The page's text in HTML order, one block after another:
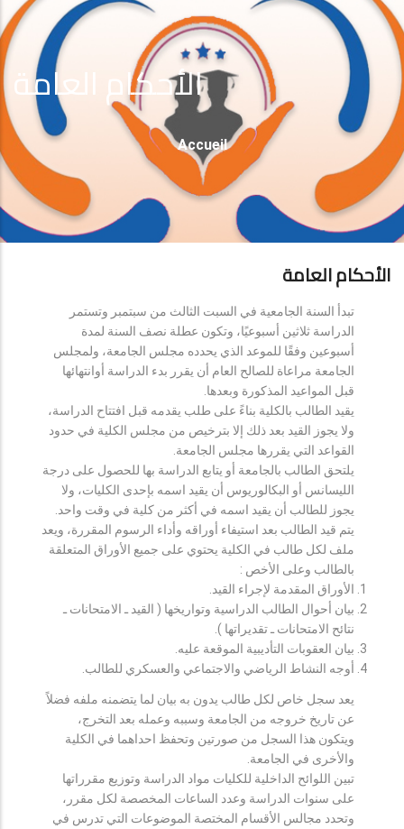
الأحكام العامة
Fil
D'Ariane
Accueil
الأحكام العامة
تبدأ السنة الجامعية في السبت الثالث من سبتمبر وتستمر
الدراسة ثلاثين أسبوعيًا، وتكون عطلة نصف السنة لمدة
أسبوعين وفقًا للموعد الذي يحدده مجلس الجامعة، ولمجلس
الجامعة مراعاة للصالح العام أن يقرر بدء الدراسة أوانتهائها
قبل المواعيد المذكورة وبعدها.
يقيد الطالب بالكلية بناءً على طلب يقدمه قبل افتتاح الدراسة،
ولا يجوز القيد بعد ذلك إلا بترخيص من مجلس الكلية في حدود
القواعد التي يقررها مجلس الجامعة.
يلتحق الطالب بالجامعة أو يتابع الدراسة بها للحصول على درجة
الليسانس أو البكالوريوس أن يقيد اسمه بإحدى الكليات، ولا
يجوز للطالب أن يقيد اسمه في أكثر من كلية في وقت واحد.
يتم قيد الطالب بعد استيفاء أوراقه وأداء الرسوم المقررة، ويعد
ملف لكل طالب في الكلية يحتوي على جميع الأوراق المتعلقة
بالطالب وعلى الأخص :
الأوراق المقدمة لإجراء القيد.
بيان أحوال الطالب الدراسية وتواريخها ( القيد ـ الامتحانات ـ
نتائح الامتحانات ـ تقديراتها ).
بيان العقوبات التأديبية الموقعة عليه.
أوجه النشاط الرياضي والاجتماعي والعسكري للطالب.
يعد سجل خاص لكل طالب يدون به بيان لما يتضمنه ملفه فضلاً
عن تاريخ خروجه من الجامعة وسببه وعمله بعد التخرج،
ويتكون هذا السجل من صورتين وتحفظ احداهما في الكلية
والأخرى في الجامعة.
تبين اللوائح الداخلية للكليات مواد الدراسة وتوزيع مقرراتها
على سنوات الدراسة وعدد الساعات المخصصة لكل مقرر،
وتحدد مجالس الأقسام المختصة الموضوعات التي تدرس في